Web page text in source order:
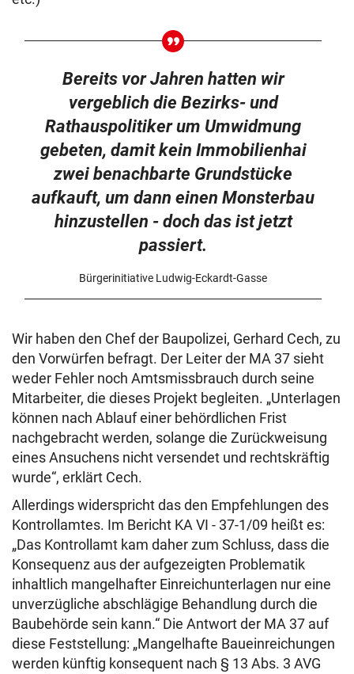
Bereits vor Jahren hatten wir
vergeblich die Bezirks- und
Rathauspolitiker um Umwidmung
gebeten, damit kein Immobilienhai
zwei benachbarte Grundstücke
aufkauft, um dann einen Monsterbau
hinzustellen - doch das ist jetzt
passiert.
Bürgerinitiative Ludwig-Eckardt-Gasse
Wir haben den Chef der Baupolizei, Gerhard Cech, zu
den Vorwürfen befragt. Der Leiter der MA 37 sieht
weder Fehler noch Amtsmissbrauch durch seine
Mitarbeiter, die dieses Projekt begleiten. „Unterlagen
können nach Ablauf einer behördlichen Frist
nachgebracht werden, solange die Zurückweisung
eines Ansuchens nicht versendet und rechtskräftig
wurde“, erklärt Cech.
Allerdings widerspricht das den Empfehlungen des
Kontrollamtes. Im Bericht KA VI - 37-1/09 heißt es:
„Das Kontrollamt kam daher zum Schluss, dass die
Konsequenz aus der aufgezeigten Problematik
inhaltlich mangelhafter Einreichunterlagen nur eine
unverzügliche abschlägige Behandlung durch die
Baubehörde sein kann.“ Die Antwort der MA 37 auf
diese Feststellung: „Mangelhafte Baueinreichungen
werden künftig konsequent nach § 13 Abs. 3 AVG